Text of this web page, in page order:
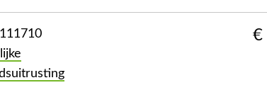
€